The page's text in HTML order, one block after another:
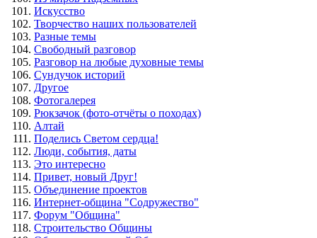
Искусство
Творчество наших пользователей
Разные темы
Свободный разговор
Разговор на любые духовные темы
Сундучок историй
Другое
Фотогалерея
Рюкзачок (фото-отчёты о походах)
Алтай
Поделись Светом сердца!
Люди, события, даты
Это интересно
Привет, новый Друг!
Объединение проектов
Интернет-община "Содружество"
Форум "Община"
Строительство Общины